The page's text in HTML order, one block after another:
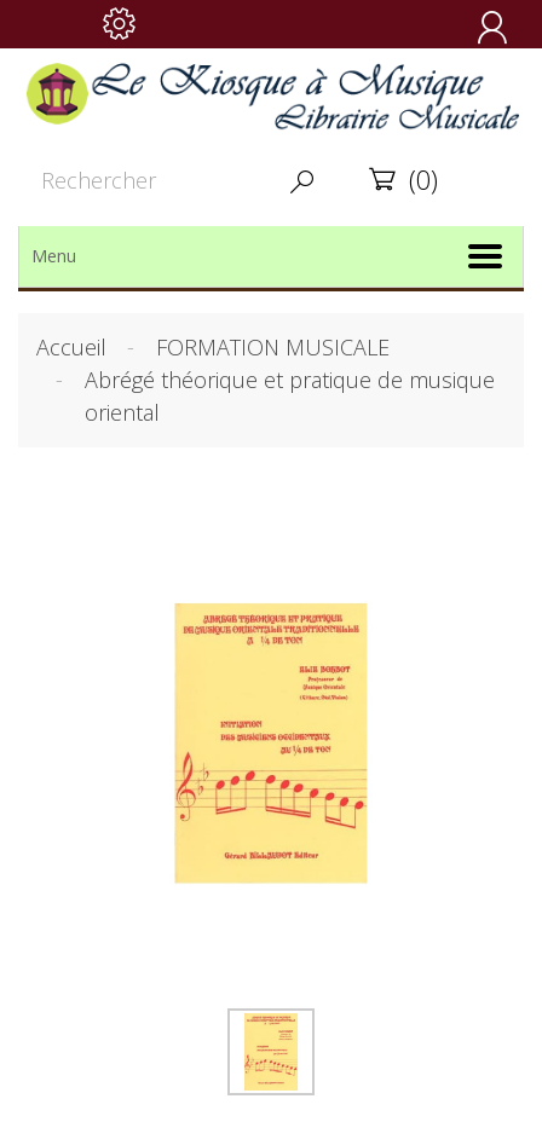

  (0)
Menu
Accueil
FORMATION MUSICALE
Abrégé théorique et pratique de musique
oriental